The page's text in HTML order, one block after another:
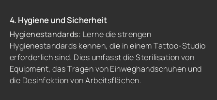
4. Hygiene und Sicherheit
Hygienestandards: Lerne die strengen
Hygienestandards kennen, die in einem Tattoo-Studio
erforderlich sind. Dies umfasst die Sterilisation von
Equipment, das Tragen von Einweghandschuhen und
die Desinfektion von Arbeitsflächen.